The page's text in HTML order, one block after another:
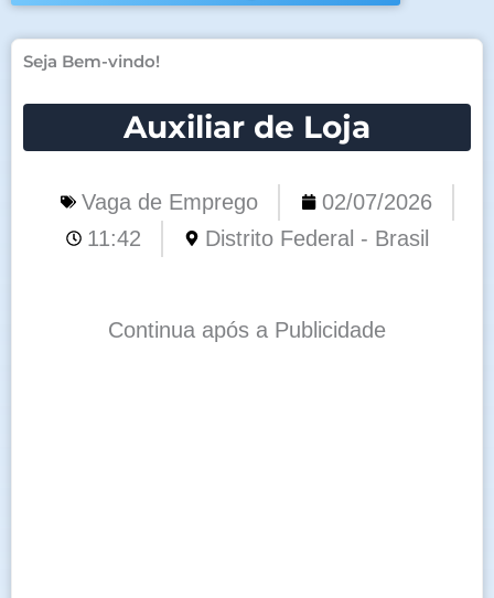
Seja Bem-vindo!
Auxiliar de Loja
Vaga de Emprego
02/07/2026
11:42
Distrito Federal - Brasil
Continua após a Publicidade